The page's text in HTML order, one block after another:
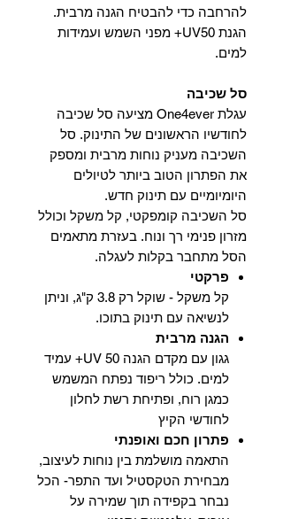
להרחבה כדי להבטיח הגנה מרבית.
הגנת UV50+ מפני השמש ועמידות
למים.
סל שכיבה
עגלת One4ever מציעה סל שכיבה
לחודשיו הראשונים של התינוק. סל
השכיבה מעניק נוחות מרבית ומספק
את הפתרון הטוב ביותר לטיולים
היומיומיים עם תינוק חדש.
סל השכיבה קומפקטי, קל משקל וכולל
מזרון פנימי רך ונוח. בעזרת מתאמים
הסל מתחבר בקלות לעגלה.
פרקטי
קל משקל - שוקל רק 3.8 ק"ג, וניתן
לנשיאה עם תינוק בתוכו.
הגנה מרבית
גגון עם מקדם הגנה UV 50+ עמיד
למים. כולל ריפוד נפתח המשמש
כמגן רוח, ופתיחת רשת לחלון
לחודשי הקיץ
פתרון חכם ואופנתי
התאמה מושלמת בין נוחות לעיצוב,
מבחירת הטקסטיל ועד התפר- הכל
נבחר בקפידה תוך שמירה על